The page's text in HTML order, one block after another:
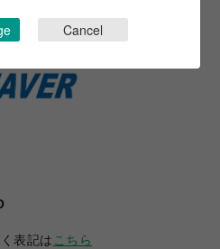
表記は こちら
Cancel